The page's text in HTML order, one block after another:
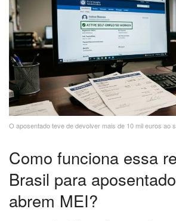
O aposentado teve de devolver mais de 10 mil euros ao
Como funciona essa
Brasil para
abrem MEI?